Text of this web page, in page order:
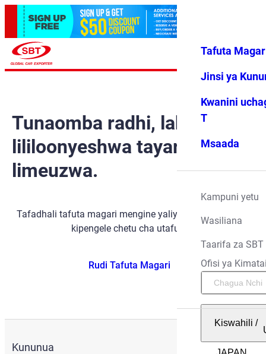
Vipendwa
Menyu
Tafuta
Jinsi ya
Kwanini
T
Msaada
Kampuni yetu
Wasiliana
Taarifa za SBT
Ofisi ya
Kiswahili /
Tunaomba radhi, lakini gari
lililoonyeshwa tayari
limeuzwa.
Tafadhali tafuta magari mengine yaliyopo kwa kutumia
kipengele chetu cha utafutaji.
Rudi Tafuta Magari
Kununua